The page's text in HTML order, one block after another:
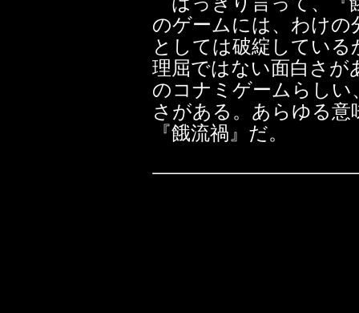
のゲームには、わけ
としては破綻してい
理屈ではない面白さが
のコナミゲームらし
さがある。あらゆる
『餓流禍』だ。